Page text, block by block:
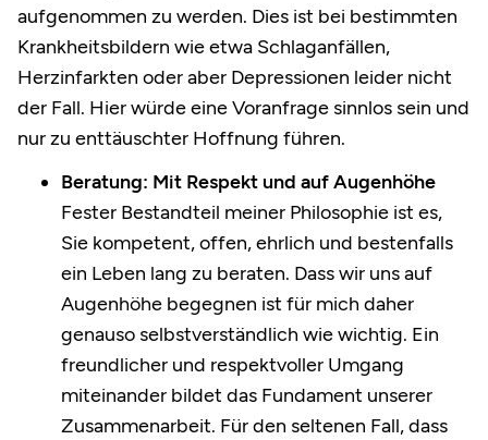
aufgenommen zu werden. Dies ist bei bestimmten
Krankheitsbildern wie etwa Schlaganfällen,
Herzinfarkten oder aber Depressionen leider nicht
der Fall. Hier würde eine Voranfrage sinnlos sein und
nur zu enttäuschter Hoffnung führen.
Beratung: Mit Respekt und auf Augenhöhe
Fester Bestandteil meiner Philosophie ist es,
Sie kompetent, offen, ehrlich und bestenfalls
ein Leben lang zu beraten. Dass wir uns auf
Augenhöhe begegnen ist für mich daher
genauso selbstverständlich wie wichtig. Ein
freundlicher und respektvoller Umgang
miteinander bildet das Fundament unserer
Zusammenarbeit. Für den seltenen Fall, dass